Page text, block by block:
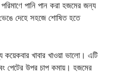
পানি পান করা হজমের জন্য
দেহে সহজে শোষিত হতে
কয়েকবার খাবার খাওয়া ভালো। এটি
পেটের উপর চাপ কমায়। হজমের